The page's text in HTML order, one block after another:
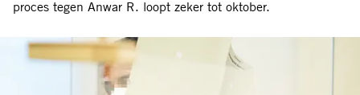
proces tegen Anwar R. loopt zeker tot oktober.